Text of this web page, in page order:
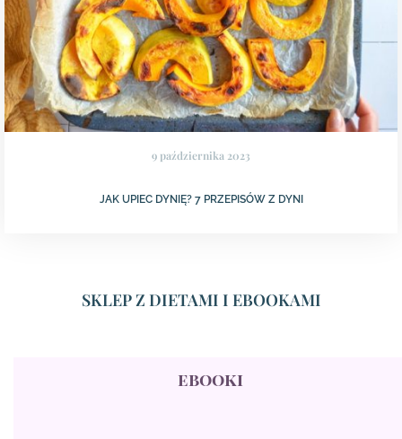
9 października 2023
JAK UPIEC DYNIĘ? 7 PRZEPISÓW Z DYNI
SKLEP Z DIETAMI I EBOOKAMI
ebooki